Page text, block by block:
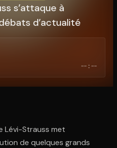
pointe sur le code. C'est gratuit à
s’attaque à
d’actualité
--:--
Lévi-Strauss met
de quelques grands